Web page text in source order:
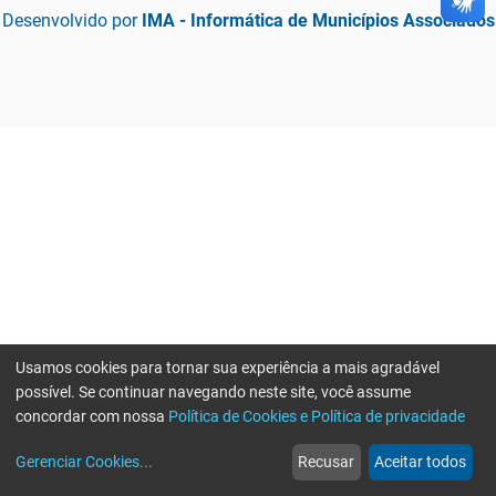
Desenvolvido por IMA - Informática de Municípios Associados
web
Notícias
more_horiz
Mais
Usamos cookies para tornar sua experiência a mais agradável
possível. Se continuar navegando neste site, você assume
concordar com nossa Política de Cookies e Política de privacidade
Gerenciar Cookies... Recusar Aceitar todos